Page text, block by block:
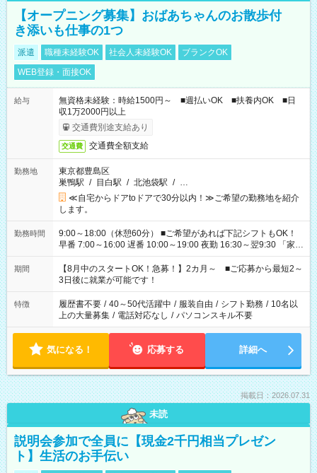
【オープニング募集】おばあちゃんのお散歩付
き添いも仕事の1つ
派遣 職種未経験OK 社会人未経験OK
ブランクOK
WEB登録・面接OK
給与
無資格未経験：時給1500円～ ■週払いOK ■扶養内OK ■日
収1万2000円以上
交通費別途支給あり
交通費 交通費全額支給
勤務地
東京都豊島区
巣鴨駅 / 目白駅 / 北池袋駅 / …
≪自宅からドアtoドアで30分以内！≫ご希望の勤務地を紹介
します。
勤務時間
9:00～18:00（休憩60分） ■ご希望があれば下記シフトもOK！
早番 7:00～16:00 遅番 10:00～19:00 夜勤 16:30～翌9:30 「家族
と休みを合わせたい」 「余裕を持って夕飯の準備がしたい」
「できれば残業はしたくない」 など、ご希望を教えてください
ね。 ※Wワーク希望の方へ 今ご覧のお仕事で希望する勤務時間
と、もう1つのお仕事の勤務時間。 合計で週40時間を超える場
合は応募できません。
期間
【8月中のスタートOK！急募！】2カ月～ ■ご応募から最短2～
3日後に就業が可能です！
特徴 履歴書不要 / 40～50代活躍中 / 服装自由 / シフト勤務 / 10名以
上の大量募集 / 電話対応なし / パソコンスキル不要
気になる！ 応募する 詳細へ
掲載日：2026.07.31
未読
説明会参加で全員に【現金2千円相当プレゼン
ト】生活のお手伝い